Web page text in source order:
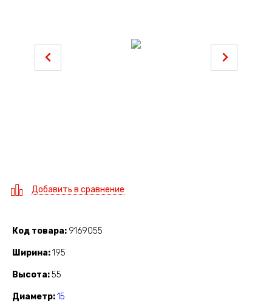
Добавить в сравнение
Код товара 9169055
Ширина 195
Высота 55
Диаметр 15